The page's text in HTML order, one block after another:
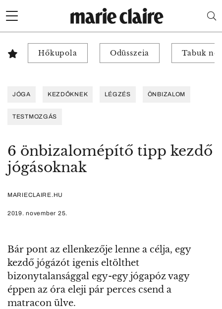
Hőkupola Odüsszeia Tabuk
JÓGA KEZDŐKNEK LÉGZÉS ÖNBIZALOM
TESTMOZGÁS
6 önbizalomépítő tipp kezdő
jógásoknak
MARIECLAIRE.HU
2019. november 25.
Bár pont az ellenkezője lenne a célja, egy
kezdő jógázót igenis eltölthet
bizonytalansággal egy-egy jógapóz vagy
éppen az óra eleji pár perces csend a
matracon ülve.